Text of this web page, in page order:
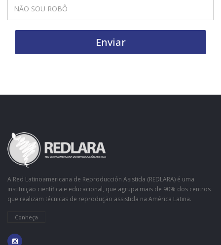
Enviar
A Red Latinoamericana de Reproducción Asistida (REDLARA) é uma
instituição científica e educacional, que agrupa mais de 90% dos centros
que realizam técnicas de reprodução assistida na América Latina.
Conheça